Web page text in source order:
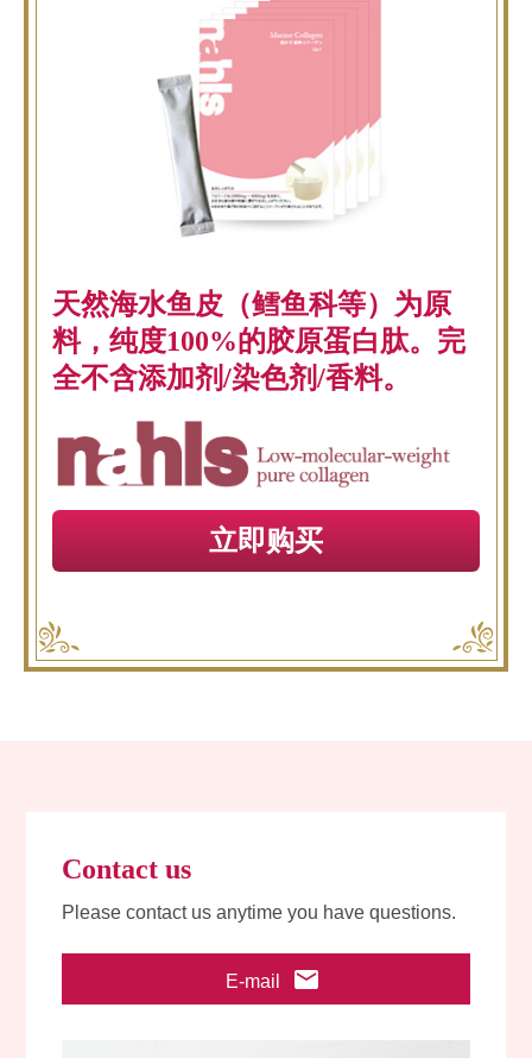
天然海水鱼皮（鳕鱼科等）为原
料，纯度100%的胶原蛋白肽。完
全不含添加剂/染色剂/香料。
立即购买
Contact us
Please contact us anytime you have questions.
E-mail email